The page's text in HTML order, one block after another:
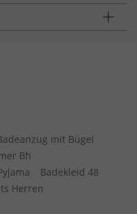
mit Bügel
Bh
Badekleid 48
Herren